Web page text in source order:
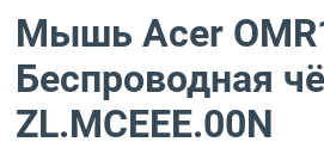
Мышь Acer
Беспроводная
ZL.MCEEE.00N